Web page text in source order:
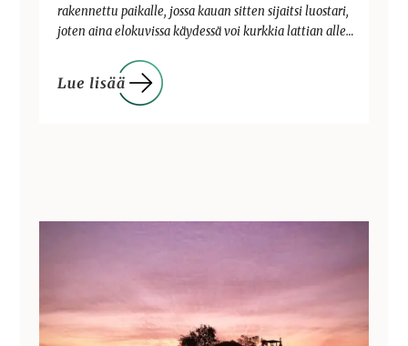
rakennettu paikalle, jossa kauan sitten sijaitsi luostari,
joten aina elokuvissa käydessä voi kurkkia lattian alle…